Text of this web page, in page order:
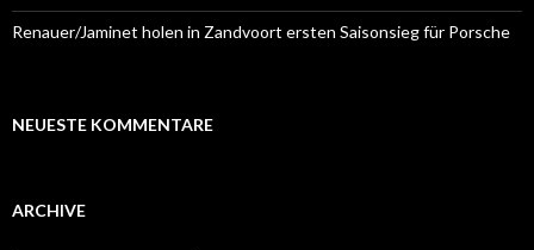
Renauer/Jaminet holen in Zandvoort ersten Saisonsieg für Porsche
NEUESTE KOMMENTARE
ARCHIVE